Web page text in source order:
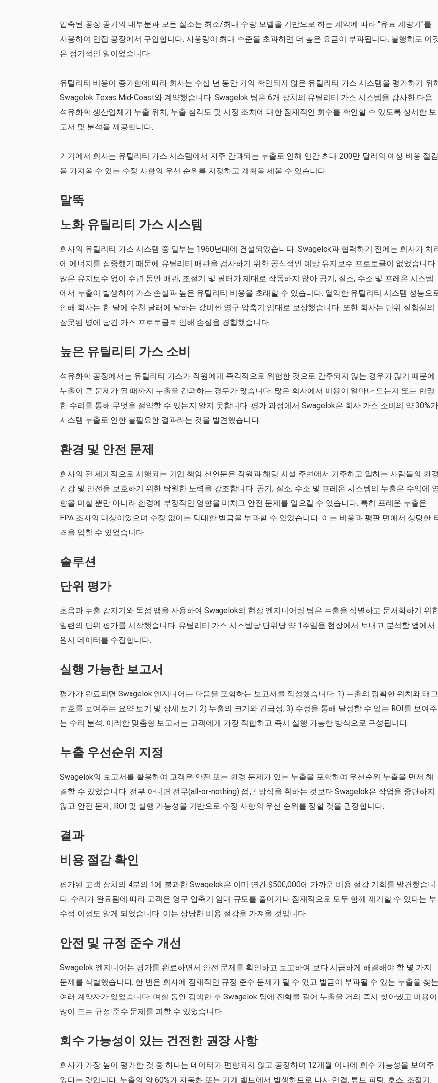
압축된 공장 공기의 대부분과 모든 질소는 최소/최대 수량 모델을 기반으로 하는 계약에 따라 "유료 계량기"를
사용하여 인접 공장에서 구입합니다. 사용량이 최대 수준을 초과하면 더 높은 요금이 부과됩니다. 불행히도 이
은 정기적인 일이었습니다.
유틸리티 비용이 증가함에 따라 회사는 수십 년 동안 거의 확인되지 않은 유틸리티 가스 시스템을 평가하기 위
Swagelok Texas Mid-Coast와 계약했습니다. Swagelok 팀은 6개 장치의 유틸리티 가스 시스템을 감사한 다음
석유화학 생산업체가 누출 위치, 누출 심각도 및 시정 조치에 대한 잠재적인 회수를 확인할 수 있도록 상세한 보
고서 및 분석을 제공합니다.
거기에서 회사는 유틸리티 가스 시스템에서 자주 간과되는 누출로 인해 연간 최대 200만 달러의 예상 비용 절감
을 가져올 수 있는 수정 사항의 우선 순위를 지정하고 계획을 세울 수 있습니다.
말뚝
노화 유틸리티 가스 시스템
회사의 유틸리티 가스 시스템 중 일부는 1960년대에 건설되었습니다. Swagelok과 협력하기 전에는 회사가 처
에 에너지를 집중했기 때문에 유틸리티 배관을 검사하기 위한 공식적인 예방 유지보수 프로토콜이 없었습니다.
많은 유지보수 없이 수년 동안 배관, 조절기 및 필터가 제대로 작동하지 않아 공기, 질소, 수소 및 프레온 시스템
에서 누출이 발생하여 가스 손실과 높은 유틸리티 비용을 초래할 수 있습니다. 열악한 유틸리티 시스템 성능으
인해 회사는 한 달에 수천 달러에 달하는 값비싼 영구 압축기 임대로 보상했습니다. 또한 회사는 단위 실험실의
잘못된 병에 담긴 가스 프로토콜로 인해 손실을 경험했습니다.
높은 유틸리티 가스 소비
석유화학 공장에서는 유틸리티 가스가 직원에게 즉각적으로 위험한 것으로 간주되지 않는 경우가 많기 때문에
누출이 큰 문제가 될 때까지 누출을 간과하는 경우가 많습니다. 많은 회사에서 비용이 얼마나 드는지 또는 현명
한 수리를 통해 무엇을 절약할 수 있는지 알지 못합니다. 평가 과정에서 Swagelok은 회사 가스 소비의 약 30%가
시스템 누출로 인한 불필요한 결과라는 것을 발견했습니다.
환경 및 안전 문제
회사의 전 세계적으로 시행되는 기업 책임 선언문은 직원과 해당 시설 주변에서 거주하고 일하는 사람들의 환
건강 및 안전을 보호하기 위한 탁월한 노력을 강조합니다. 공기, 질소, 수소 및 프레온 시스템의 누출은 수익에
향을 미칠 뿐만 아니라 환경에 부정적인 영향을 미치고 안전 문제를 일으킬 수 있습니다. 특히 프레온 누출은
EPA 조사의 대상이었으며 수정 없이는 막대한 벌금을 부과할 수 있었습니다. 이는 비용과 평판 면에서 상당한
격을 입힐 수 있었습니다.
솔루션
단위 평가
초음파 누출 감지기와 독점 앱을 사용하여 Swagelok의 현장 엔지니어링 팀은 누출을 식별하고 문서화하기 위
일련의 단위 평가를 시작했습니다. 유틸리티 가스 시스템당 단위당 약 1주일을 현장에서 보내고 분석할 앱에서
원시 데이터를 수집합니다.
실행 가능한 보고서
평가가 완료되면 Swagelok 엔지니어는 다음을 포함하는 보고서를 작성했습니다. 1) 누출의 정확한 위치와 태그
번호를 보여주는 요약 보기 및 상세 보기; 2) 누출의 크기와 긴급성; 3) 수정을 통해 달성할 수 있는 ROI를 보여주
는 수리 분석. 이러한 맞춤형 보고서는 고객에게 가장 적합하고 즉시 실행 가능한 방식으로 구성됩니다.
누출 우선순위 지정
Swagelok의 보고서를 활용하여 고객은 안전 또는 환경 문제가 있는 누출을 포함하여 우선순위 누출을 먼저 해
결할 수 있었습니다. 전부 아니면 전무(all-or-nothing) 접근 방식을 취하는 것보다 Swagelok은 작업을 중단하지
않고 안전 문제, ROI 및 실행 가능성을 기반으로 수정 사항의 우선 순위를 정할 것을 권장합니다.
결과
비용 절감 확인
평가된 고객 장치의 4분의 1에 불과한 Swagelok은 이미 연간 $500,000에 가까운 비용 절감 기회를 발견했습니
다. 수리가 완료됨에 따라 고객은 영구 압축기 임대 규모를 줄이거나 잠재적으로 모두 함께 제거할 수 있다는 부
수적 이점도 알게 되었습니다. 이는 상당한 비용 절감을 가져올 것입니다.
안전 및 규정 준수 개선
Swagelok 엔지니어는 평가를 완료하면서 안전 문제를 확인하고 보고하여 보다 시급하게 해결해야 할 몇 가지
문제를 식별했습니다. 한 번은 회사에 잠재적인 규정 준수 문제가 될 수 있고 벌금이 부과될 수 있는 누출을 찾는
여러 계약자가 있었습니다. 며칠 동안 검색한 후 Swagelok 팀에 전화를 걸어 누출을 거의 즉시 찾아냈고 비용이
많이 드는 규정 준수 문제를 피할 수 있었습니다.
회수 가능성이 있는 건전한 권장 사항
회사가 가장 높이 평가한 것 중 하나는 데이터가 편향되지 않고 공정하며 12개월 이내에 회수 가능성을 보여주
었다는 것입니다. 누출의 약 60%가 자동화 또는 기계 밸브에서 발생하므로 나사 연결, 튜브 피팅, 호스, 조절기,